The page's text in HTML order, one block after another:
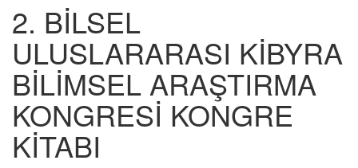
2. BİLSEL
ULUSLARARASI KİBYRA
BİLİMSEL ARAŞTIRMA
KONGRESİ KONGRE
KİTABI